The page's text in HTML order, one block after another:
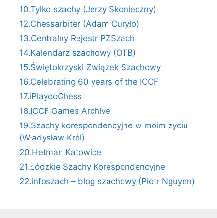
10.Tylko szachy (Jerzy Skonieczny)
12.Chessarbiter (Adam Curyło)
13.Centralny Rejestr PZSzach
14.Kalendarz szachowy (OTB)
15.Świętokrzyski Związek Szachowy
16.Celebrating 60 years of the ICCF
17.iPlayooChess
18.ICCF Games Archive
19.Szachy korespondencyjne w moim życiu
(Władysław Król)
20.Hetman Katowice
21.Łódzkie Szachy Korespondencyjne
22.infoszach – blog szachowy (Piotr Nguyen)